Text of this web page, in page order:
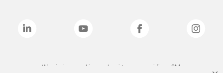
Wymienione marki są znakami towarowymi firmy 3M.